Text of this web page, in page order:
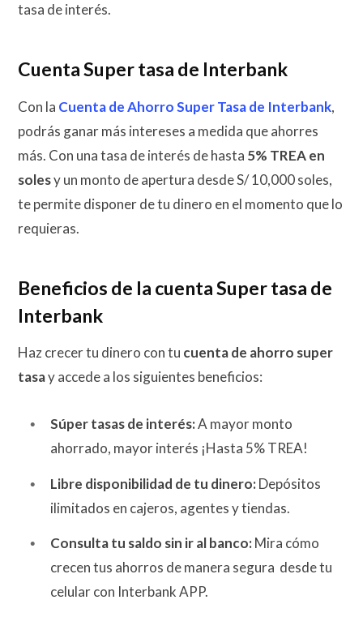
tasa de interés.
Cuenta Super tasa de Interbank
Con la Cuenta de Ahorro Super Tasa de Interbank,
podrás ganar más intereses a medida que ahorres
más. Con una tasa de interés de hasta 5% TREA en
solesy un monto de apertura desde S/ 10,000 soles,
te permite disponer de tu dinero en el momento que lo
requieras.
Beneficios de la cuenta Super tasa de
Interbank
Haz crecer tu dinero con tu cuenta de ahorro super
tasay accede a los siguientes beneficios:
Súper tasas de interés:A mayor monto
ahorrado, mayor interés ¡Hasta 5% TREA!
Libre disponibilidad de tu dinero:Depósitos
ilimitados en cajeros, agentes y tiendas.
Consulta tu saldo sin ir al banco:Mira cómo
crecen tus ahorros de manera segura desde tu
celular con Interbank APP.